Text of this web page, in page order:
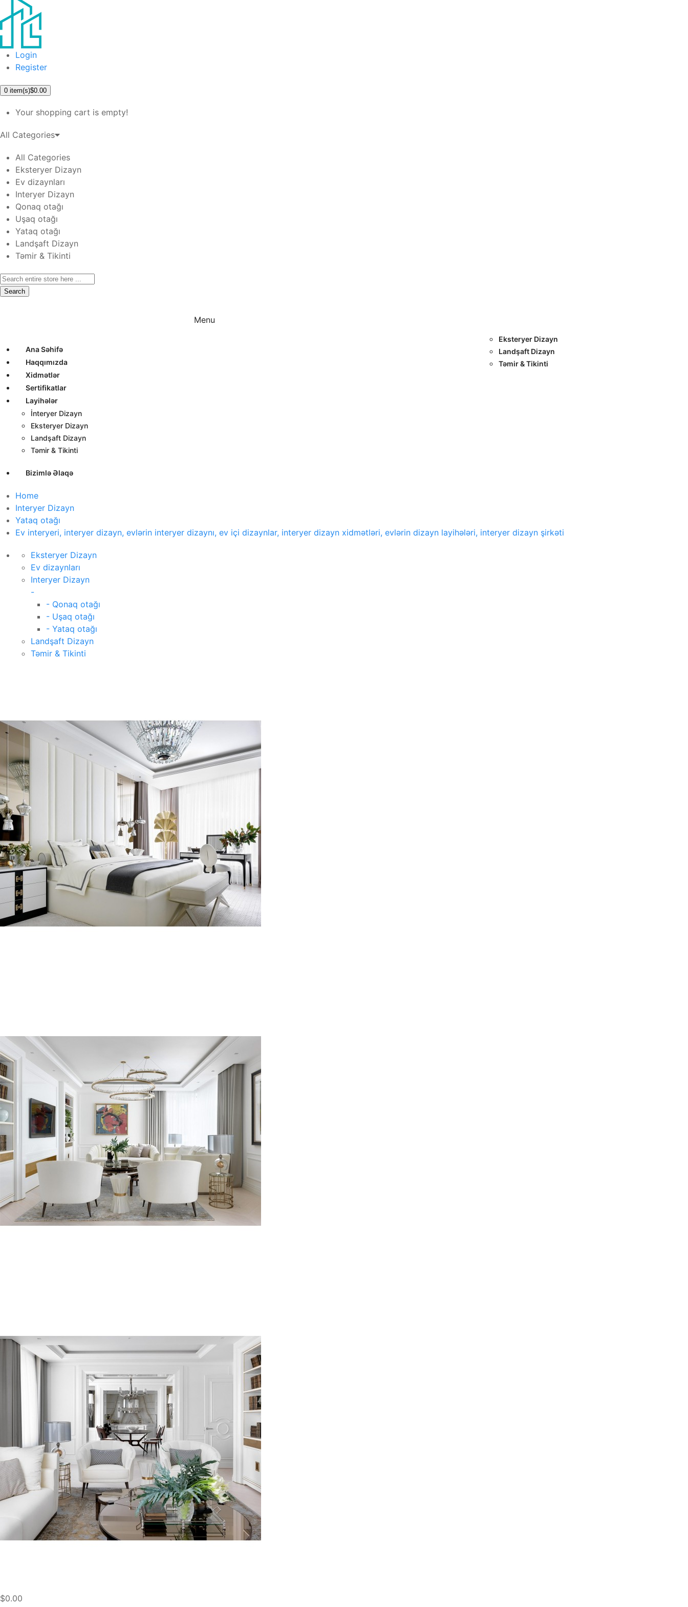
Login
Register
0 item(s)$0.00
Your shopping cart is empty!
All Categories
All Categories
Eksteryer Dizayn
Ev dizaynları
Interyer Dizayn
Qonaq otağı
Uşaq otağı
Yataq otağı
Landşaft Dizayn
Təmir & Tikinti
Search
Eksteryer Dizayn
Landşaft Dizayn
Təmir & Tikinti
Menu
Ana Səhifə
Haqqımızda
Xidmətlər
Sertifikatlar
Layihələr
İnteryer Dizayn
Eksteryer Dizayn
Landşaft Dizayn
Təmir & Tikinti
Bizimlə Əlaqə
Home
Interyer Dizayn
Yataq otağı
Ev interyeri, interyer dizayn, evlərin interyer dizaynı, ev içi dizaynlar, interyer dizayn xidmətləri, evlərin dizayn layihələri, interyer dizayn şirkəti
Eksteryer Dizayn
Ev dizaynları
Interyer Dizayn
-
- Qonaq otağı
- Uşaq otağı
- Yataq otağı
Landşaft Dizayn
Təmir & Tikinti
$0.00